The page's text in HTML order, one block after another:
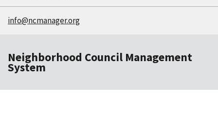
info@ncmanager.org
Neighborhood Council Management
System